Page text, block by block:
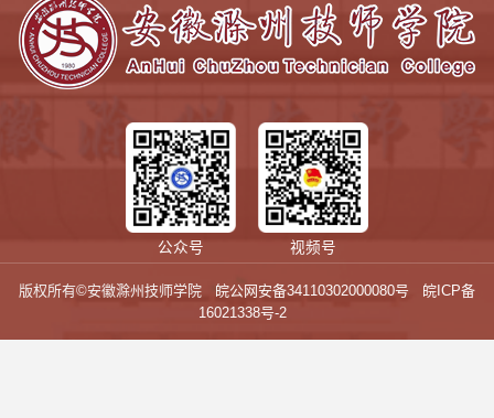
公众号 视频号
版权所有©安徽滁州技师学院 皖公网安备34110302000080号
皖ICP备
16021338号-2